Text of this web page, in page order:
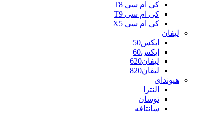
کی ام سی T8
کی ام سی T9
کی ام سی X5
لیفان
ایکس50
ایکس60
لیفان620
لیفان820
هیوندای
النترا
توسان
سانتافه